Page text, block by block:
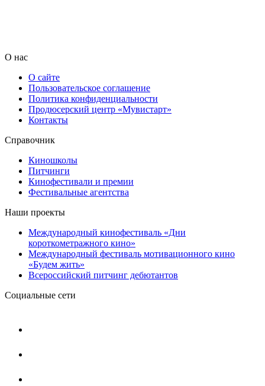
О нас
О сайте
Пользовательское соглашение
Политика конфиденциальности
Продюсерский центр «Мувистарт»
Контакты
Справочник
Киношколы
Питчинги
Кинофестивали и премии
Фестивальные агентства
Наши проекты
Международный кинофестиваль «Дни
короткометражного кино»
Международный фестиваль мотивационного кино
«Будем жить»
Всероссийский питчинг дебютантов
Социальные сети